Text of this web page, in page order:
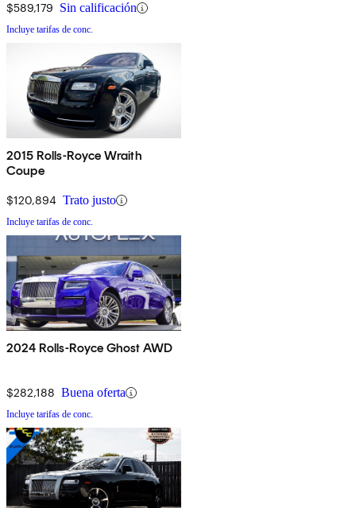
$589,179 Sin calificación
Incluye tarifas de conc.
2015 Rolls-Royce Wraith
Coupe
$120,894 Trato justo
Incluye tarifas de conc.
2024 Rolls-Royce Ghost AWD
$282,188 Buena oferta
Incluye tarifas de conc.